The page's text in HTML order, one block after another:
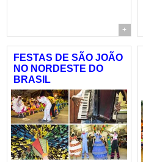
+
FESTAS DE SÃO JOÃO
NO NORDESTE DO
BRASIL